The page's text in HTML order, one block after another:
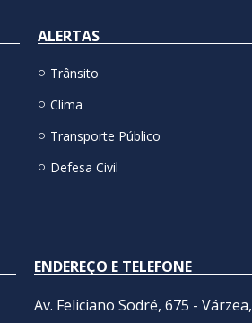
ALERTAS
Trânsito
Clima
Transporte Público
Defesa Civil
ENDEREÇO E TELEFONE
Av. Feliciano Sodré, 675 -